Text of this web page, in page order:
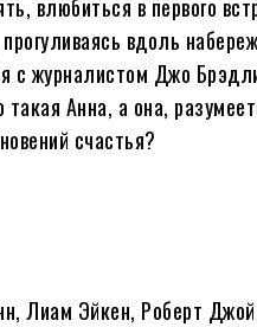
влюбиться в первого
вдоль
с журналистом Джо
Анна, а она,
счастья?
Лиам Эйкен, Роберт Джой